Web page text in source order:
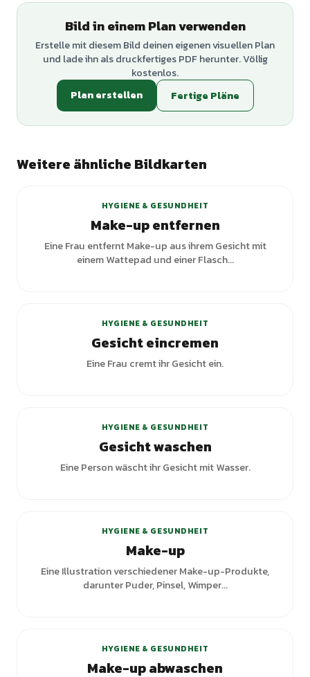
Bild in einem Plan verwenden
Erstelle mit diesem Bild deinen eigenen visuellen Plan
und lade ihn als druckfertiges PDF herunter. Völlig
kostenlos.
Plan erstellen
Fertige Pläne
Weitere ähnliche Bildkarten
HYGIENE & GESUNDHEIT
Make-up entfernen
Eine Frau entfernt Make-up aus ihrem Gesicht mit
einem Wattepad und einer Flasch...
HYGIENE & GESUNDHEIT
Gesicht eincremen
Eine Frau cremt ihr Gesicht ein.
HYGIENE & GESUNDHEIT
Gesicht waschen
Eine Person wäscht ihr Gesicht mit Wasser.
HYGIENE & GESUNDHEIT
Make-up
Eine Illustration verschiedener Make-up-Produkte,
darunter Puder, Pinsel, Wimper...
HYGIENE & GESUNDHEIT
Make-up abwaschen